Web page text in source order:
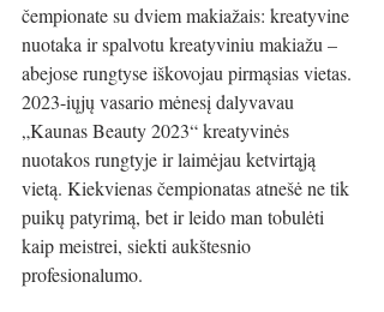
čempionate su dviem makiažais: kreatyvine
nuotaka ir spalvotu kreatyviniu makiažu –
abejose rungtyse iškovojau pirmąsias vietas.
2023-iųjų vasario mėnesį dalyvavau
„Kaunas Beauty 2023“ kreatyvinės
nuotakos rungtyje ir laimėjau ketvirtąją
vietą. Kiekvienas čempionatas atnešė ne tik
puikų patyrimą, bet ir leido man tobulėti
kaip meistrei, siekti aukštesnio
profesionalumo.